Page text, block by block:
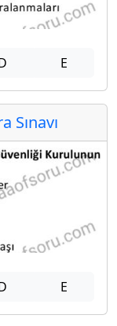
E
Sınavı
E